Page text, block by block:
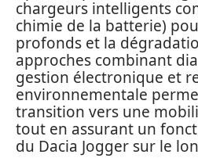
chargeurs intelligents
chimie de la batterie)
profonds et la
approches combinant
gestion électronique et
environnementale
transition vers une
tout en assurant un
du Dacia Jogger sur le